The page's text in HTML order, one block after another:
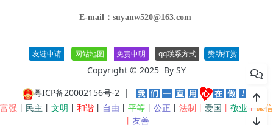
E-mail：suyanw520@163.com
友链申请 网站地图 免责申明 qq联系方式 赞助打赏
Copyright © 2025 By SY
粤ICP备20002156号-2|
富强 丨 民主 丨 文明 丨 和谐 丨 自由 丨 平等 丨 公正 丨 法制丨 爱国 丨 敬业 丨 诚信
丨 友善